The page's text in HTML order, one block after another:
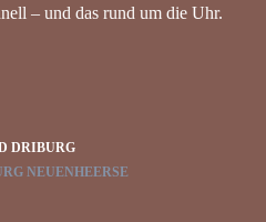
– und das rund um die Uhr.
DRIBURG
NEUENHEERSE